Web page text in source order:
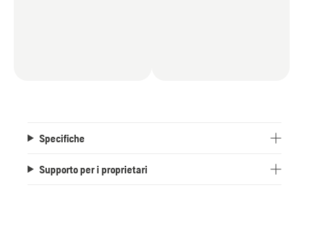
Specifiche
Supporto per i proprietari